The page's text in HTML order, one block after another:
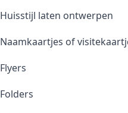
Huisstijl laten ontwerpen
Naamkaartjes of
Flyers
Folders